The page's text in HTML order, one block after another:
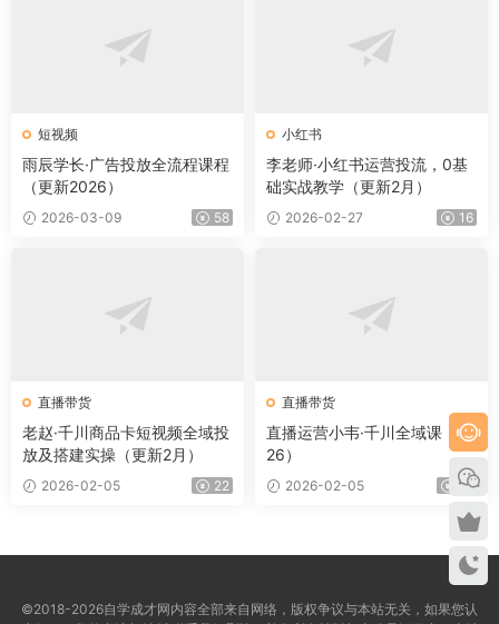
短视频
雨辰学长·广告投放全流程课程
（更新2026）
2026-03-09 58
小红书
李老师·小红书运营投流，0基
础实战教学（更新2月）
2026-02-27 16
直播带货
老赵·千川商品卡短视频全域投
放及搭建实操（更新2月）
2026-02-05 22
直播带货
直播运营小韦·千川全域课（20
26）
2026-02-05 12
©2018-2026自学成才网内容全部来自网络，版权争议与本站无关，如果您认